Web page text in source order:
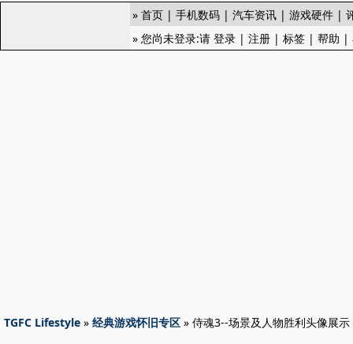
» 首页 | 手机数码 | 汽车资讯 | 游戏硬件 |
» 您尚未登录:请 登录 | 注册 | 标签 | 帮助 |
TGFC Lifestyle » 经典游戏怀旧专区 » 侍魂3--场景及人物胜利头像展示